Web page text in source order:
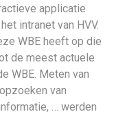
applicatie
intranet van HVV.
WBE heeft op die
de meest actuele
WBE. Meten van
van
… werden